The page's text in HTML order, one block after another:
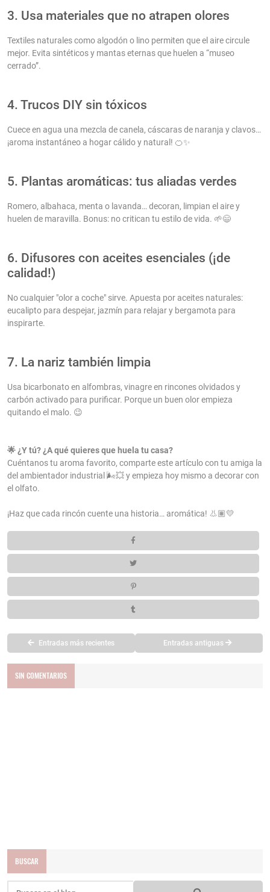
3. Usa materiales que no atrapen olores
Textiles naturales como algodón o lino permiten que el aire circule
mejor. Evita sintéticos y mantas eternas que huelen a “museo
cerrado”.
4. Trucos DIY sin tóxicos
Cuece en agua una mezcla de canela, cáscaras de naranja y clavos…
¡aroma instantáneo a hogar cálido y natural! 🍊✨
5. Plantas aromáticas: tus aliadas verdes
Romero, albahaca, menta o lavanda… decoran, limpian el aire y
huelen de maravilla. Bonus: no critican tu estilo de vida. 🌱😄
6. Difusores con aceites esenciales (¡de
calidad!)
No cualquier "olor a coche" sirve. Apuesta por aceites naturales:
eucalipto para despejar, jazmín para relajar y bergamota para
inspirarte.
7. La nariz también limpia
Usa bicarbonato en alfombras, vinagre en rincones olvidados y
carbón activado para purificar. Porque un buen olor empieza
quitando el malo. 😉
🌟 ¿Y tú? ¿A qué quieres que huela tu casa?
Cuéntanos tu aroma favorito, comparte este artículo con tu amiga la
del ambientador industrial 🌬️💥 y empieza hoy mismo a decorar con
el olfato.
¡Haz que cada rincón cuente una historia… aromática! 👃🏽💛
Entradas más recientes Entradas antiguas
SIN COMENTARIOS
BUSCAR